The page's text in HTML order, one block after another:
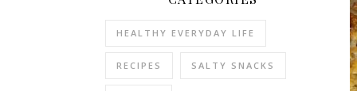
HEALTHY EVERYDAY LIFE
RECIPES SALTY SNACKS